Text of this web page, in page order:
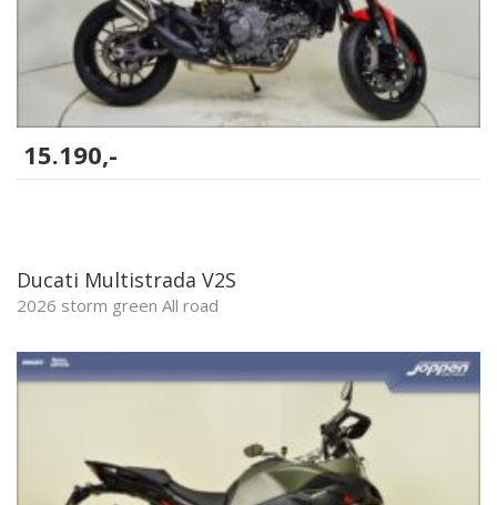
15.190,-
Ducati Multistrada V2S
2026 storm green All road